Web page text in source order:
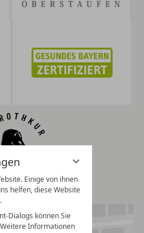
Einige von ihnen
helfen, diese Website
Dialogs können Sie
Informationen